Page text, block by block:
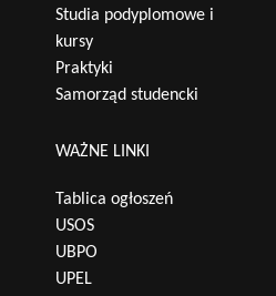
Studia podyplomowe i
kursy
Praktyki
Samorząd studencki
WAŻNE LINKI
Tablica ogłoszeń
USOS
UBPO
UPEL